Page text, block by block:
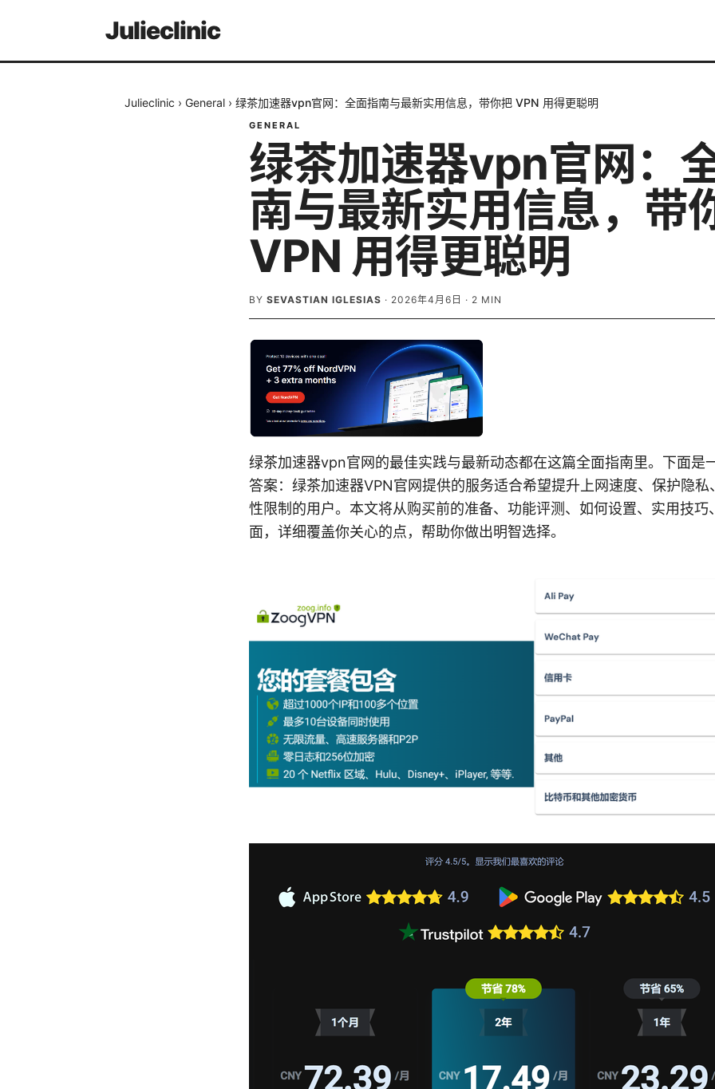
Julieclinic
Julieclinic › General › 绿茶加速器vpn官网：全面指南与最新实用信息，带你把 VPN 用得更聪明
GENERAL
绿茶加速器vpn官网：
南与最新实用信息，带
VPN 用得更聪明
BY SEVASTIAN IGLESIAS · 2026年4月6日 · 2 MIN
绿茶加速器vpn官网的最佳实践与最新动态都在这篇全面指南里。下面是
答案：绿茶加速器VPN官网提供的服务适合希望提升上网速度、保护隐私
性限制的用户。本文将从购买前的准备、功能评测、如何设置、实用技巧
面，详细覆盖你关心的点，帮助你做出明智选择。